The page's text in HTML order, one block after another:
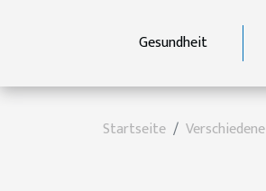
Gesundheit
Startseite Verschiedene